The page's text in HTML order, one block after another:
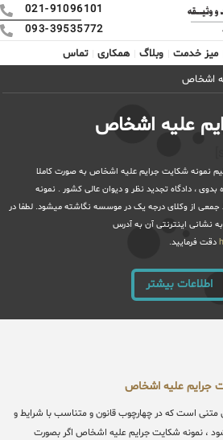
021-91096101
093-39535772
میز خدمت وبلاگ همکاری
تماس
اشخاص
علیه اشخاص
نمونه شکایت جرایم علیه اشخاص به صورت کاملا
، دادگاه تجدید نظر و دیوان عالی کشور . نمونه
از وکلای درجه یک در موسسه نگاشته میشود. لطفا در
نشانی اینترنتی آن به آدرس
دقت فرمایید.
اطلاعات بیشتر
جرایم علیه اشخاص
است که در چهارچوب قانون و متناسب با شرایط و
، نمونه شکایت جرایم علیه اشخاص اگر بصورت